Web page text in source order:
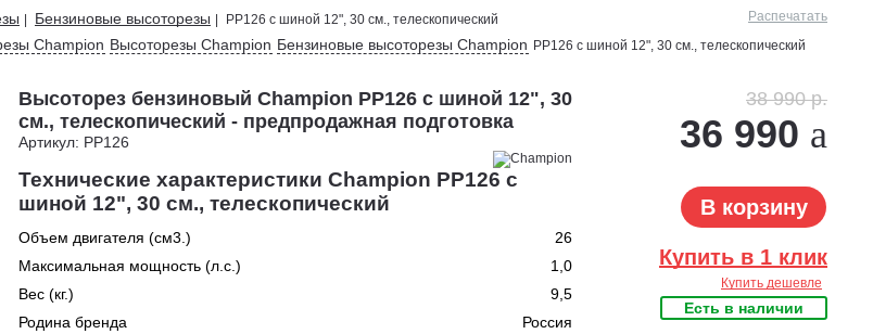
Бензиновые высоторезы PP126 с шиной 12", 30 см., телескопический Распечатать
Champion Высоторезы Champion Бензиновые высоторезы Champion PP126 с шиной 12", 30 см., телескопический
Высоторез бензиновый Champion PP126 с шиной 12", 30
см., телескопический - предпродажная подготовка
Артикул: PP126
Технические характеристики Champion PP126 с
шиной 12", 30 см., телескопический
Объем двигателя (см3.)
26
Максимальная мощность (л.с.)
1,0
Вес (кг.)
9,5
Родина бренда
Россия
38 990 р.
36 990
В корзину
Купить в 1 клик
Купить дешевле
Есть в наличии